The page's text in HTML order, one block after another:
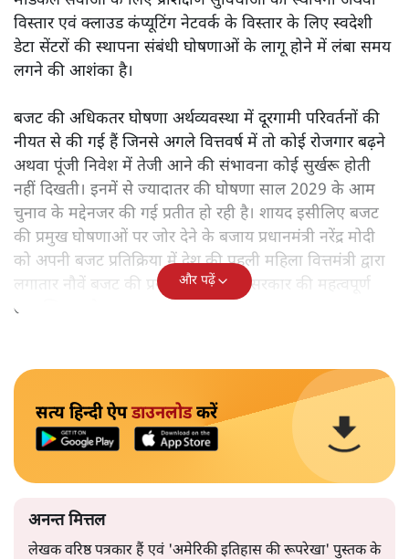
विस्तार एवं क्लाउड कंप्यूटिंग नेटवर्क के विस्तार के लिए स्वदेशी
डेटा सेंटरों की स्थापना संबंधी घोषणाओं के लागू होने में लंबा समय
लगने की आशंका है।
बजट की अधिकतर घोषणा अर्थव्यवस्था में दूरगामी परिवर्तनों की
नीयत से की गई हैं जिनसे अगले वित्तवर्ष में तो कोई रोजगार बढ़ने
अथवा पूंजी निवेश में तेजी आने की संभावना कोई सुर्खरू होती
नहीं दिखती। इनमें से ज्यादातर की घोषणा साल 2029 के आम
चुनाव के मद्देनजर की गई प्रतीत हो रही है। शायद इसीलिए बजट
की प्रमुख घोषणाओं पर जोर देने के बजाय प्रधानमंत्री नरेंद्र मोदी
को अपनी बजट प्रतिक्रिया में देश की पहली महिला वित्तमंत्री द्वारा
लगातार नौवें बजट की प्रस्तुति को अपनी सरकार की महत्वपूर्ण
उपलब्धि बताने पर मजबूर होना पड़ा।
और पढ़ें
सत्य हिन्दी ऐपडाउनलोडकरें
अनन्त मित्तल
लेखक वरिष्ठ पत्रकार हैं एवं 'अमेरिकी इतिहास की रूपरेखा' पुस्तक के